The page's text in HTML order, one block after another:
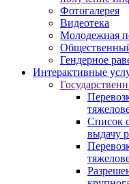
Фотогалерея
Видеотека
Молодежная
Гендерное
Интерактивные
Список
выдачу